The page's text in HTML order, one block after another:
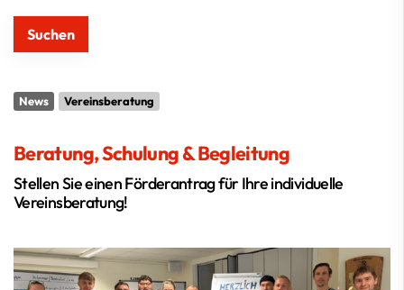
News Vereinsberatung
Beratung, Schulung & Begleitung
Stellen Sie einen Förderantrag für Ihre individuelle
Vereinsberatung!